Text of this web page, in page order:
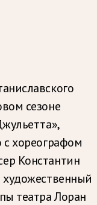
сезоне
хореографом
Константин
театра Лоран